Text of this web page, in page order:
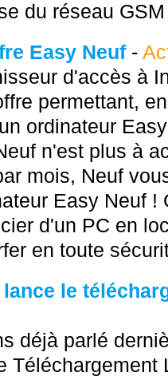
du réseau
Easy Neuf-
d'accès à
permettant,
ordinateur
n'est plus à
mois, Neuf
Easy Neuf !
d'un PC en
en toute
le
déjà parlé
Téléchargement